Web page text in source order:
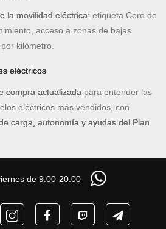
la movilidad eléctrica: etiqueta Cero de
acceso a zonas de bajas
kilómetro.
eléctricos
compra actualizada para entender las
eléctricos más vendidos, con
carga, autonomía y ayudas del Plan
de 9:00-20:00